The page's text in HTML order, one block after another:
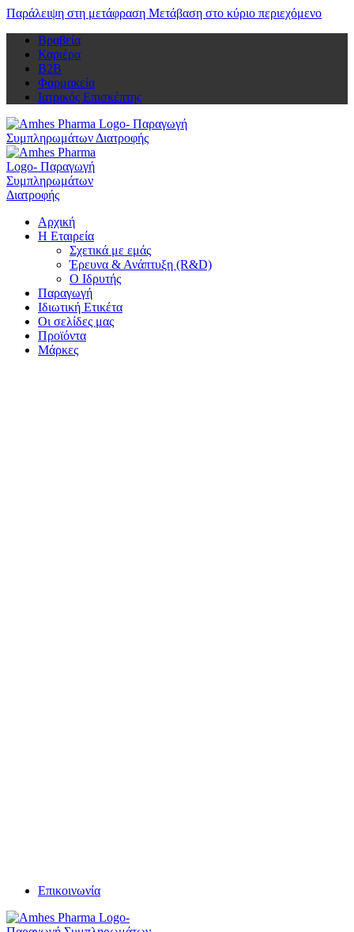
Παράλειψη στη μετάφραση Μετάβαση στο κύριο περιεχόμενο
Βραβεία
Καριέρα
Β2Β
Φαρμακεία
Ιατρικός Επισκέπτης
Αρχική
Η Εταιρεία
Σχετικά με εμάς
Έρευνα & Ανάπτυξη (R&D)
Ο Ιδρυτής
Παραγωγή
Ιδιωτική Ετικέτα
Οι σελίδες μας
Προϊόντα
Μάρκες
Επικοινωνία